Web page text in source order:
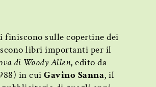
sulle copertine dei
libri importanti per il
di Woody Allen, edito da
in cuiGavino Sanna, il